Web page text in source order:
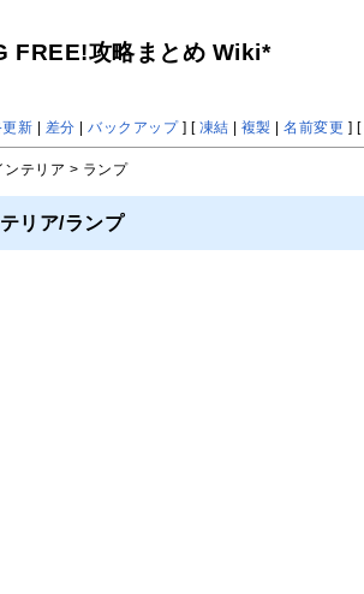
FREE!攻略まとめ Wiki*
新 | 差分 |バックアップ] [ 凍結 | 複製 |名前変更 ] [
ンテリア > ランプ
リア/ランプ